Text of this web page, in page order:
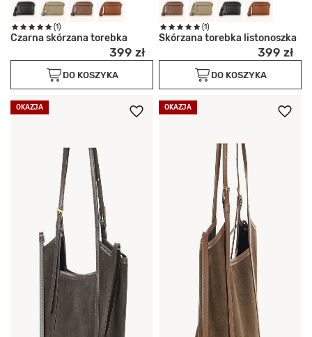
(1)
Czarna skórzana torebka
399 zł
DO KOSZYKA
(1)
Skórzana torebka listonoszka
399 zł
DO KOSZYKA
OKAZJA OKAZJA